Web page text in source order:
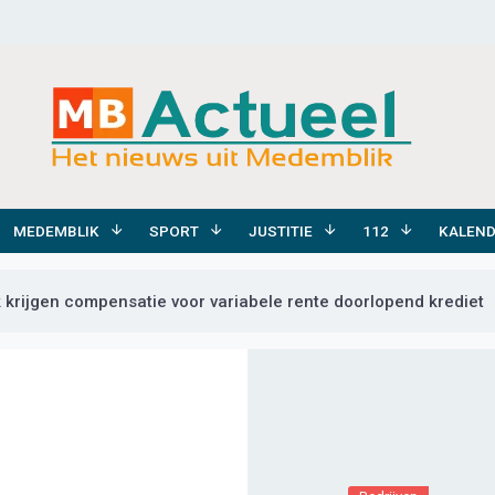
MEDEMBLIK SPORT JUSTITIE 112
krijgen compensatie voor variabele rente doorlopend krediet